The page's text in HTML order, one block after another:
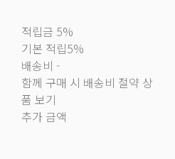
적립금 5%
기본 적립5%
배송비 -
함께 구매 시 배송비 절약 상
품 보기
추가 금액